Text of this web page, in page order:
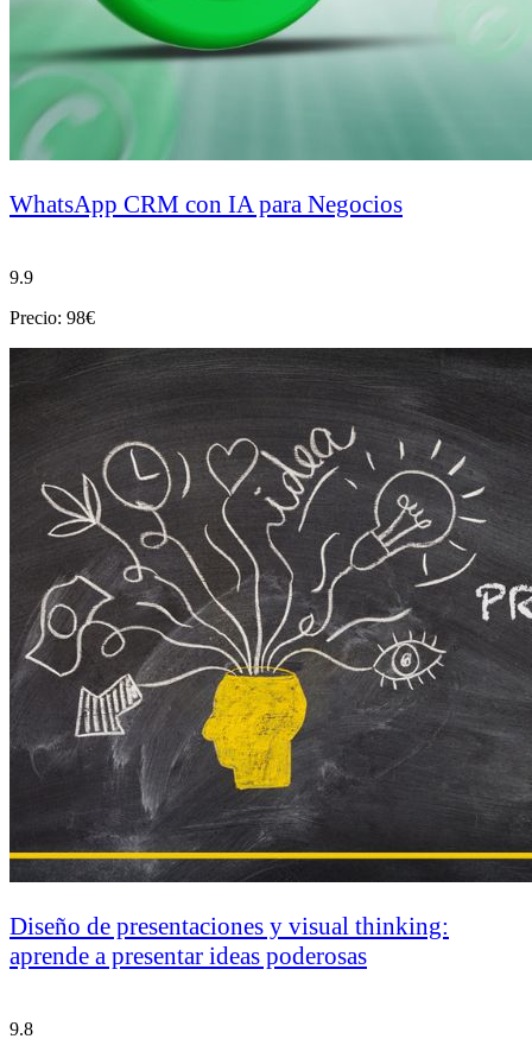
WhatsApp CRM con IA para Negocios
9.9
Precio: 98€
Diseño de presentaciones y visual thinking:
aprende a presentar ideas poderosas
9.8